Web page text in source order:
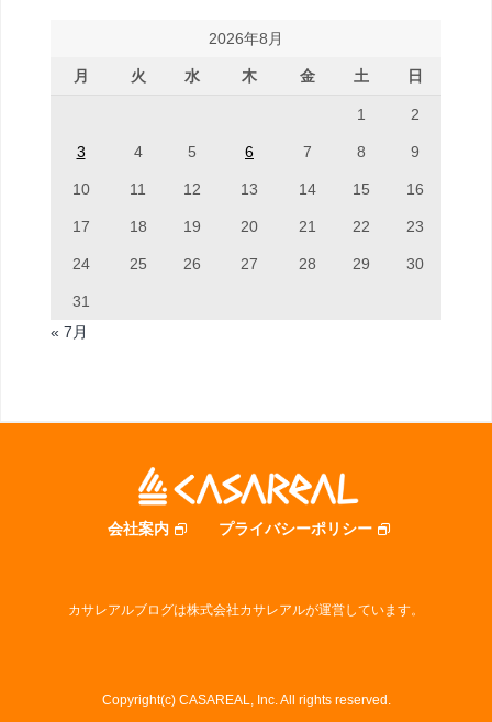
2026年8月
月 火 水 木 金 土 日
1 2
3 4 5 6 7 8 9
10 11 12 13 14 15 16
17 18 19 20 21 22 23
24 25 26 27 28 29 30
31
« 7月
会社案内 プライバシーポリシー
カサレアルブログは株式会社カサレアルが運営しています。
Copyright(c) CASAREAL, Inc. All rights reserved.